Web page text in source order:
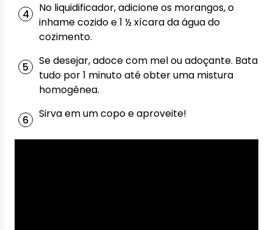
No liquidificador, adicione os morangos, o
inhame cozido e 1 ½ xícara da água do
cozimento.
Se desejar, adoce com mel ou adoçante. Bata
tudo por 1 minuto até obter uma mistura
homogênea.
Sirva em um copo e aproveite!